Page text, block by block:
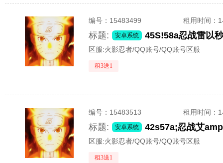
编号： 15483499 租用时间 ：
标题: 安卓系统 45S!58a忍战雷以
区服:火影忍者/QQ账号/QQ账号区服
租3送1
编号： 15483513 租用时间 ：
标题: 安卓系统 42s57a;忍战艾
区服:火影忍者/QQ账号/QQ账号区服
租3送1